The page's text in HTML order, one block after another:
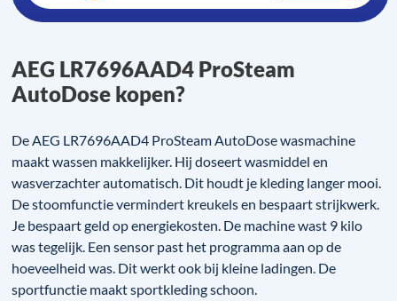
AEG LR7696AAD4 ProSteam
AutoDose kopen?
De AEG LR7696AAD4 ProSteam AutoDose wasmachine
maakt wassen makkelijker. Hij doseert wasmiddel en
wasverzachter automatisch. Dit houdt je kleding langer mooi.
De stoomfunctie vermindert kreukels en bespaart strijkwerk.
Je bespaart geld op energiekosten. De machine wast 9 kilo
was tegelijk. Een sensor past het programma aan op de
hoeveelheid was. Dit werkt ook bij kleine ladingen. De
sportfunctie maakt sportkleding schoon.